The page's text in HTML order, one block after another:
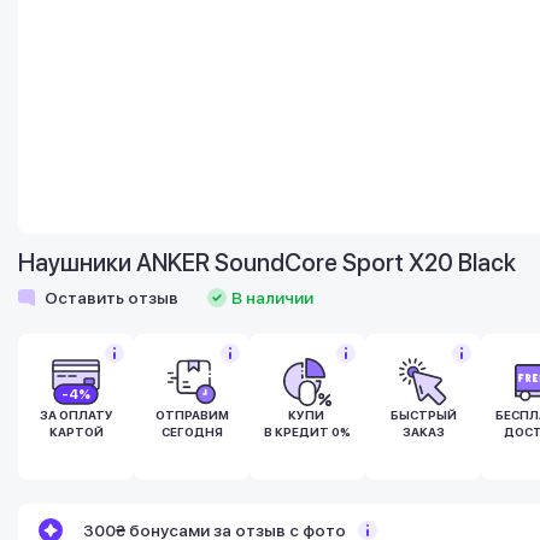
Наушники ANKER SoundCore Sport X20 Black
Оставить отзыв В наличии
-4%
ЗА ОПЛАТУ
КАРТОЙ
ОТПРАВИМ
СЕГОДНЯ
КУПИ
В КРЕДИТ 0%
БЫСТРЫЙ
ЗАКАЗ
300₴ бонусами за отзыв с фото
дней после покупки.